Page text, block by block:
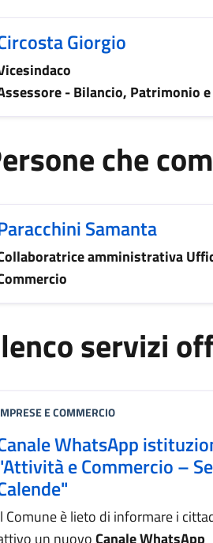
Giorgio
- Bilancio, Patrimonio
che
Samanta
amministrativa
servizi
E COMMERCIO
WhatsApp
e Commercio –
Comune è lieto di informare i
un nuovoCanale WhatsApp